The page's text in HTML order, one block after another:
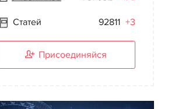
Статей 92811 +3
Присоединяйся